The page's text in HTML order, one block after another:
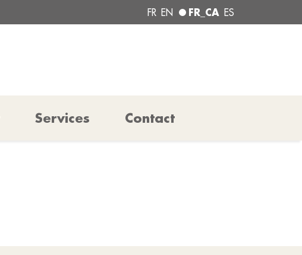
FR EN FR_CA ES
Services Contact